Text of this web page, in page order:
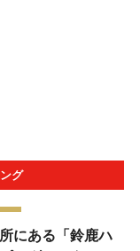
グ
にある「鈴鹿ハ